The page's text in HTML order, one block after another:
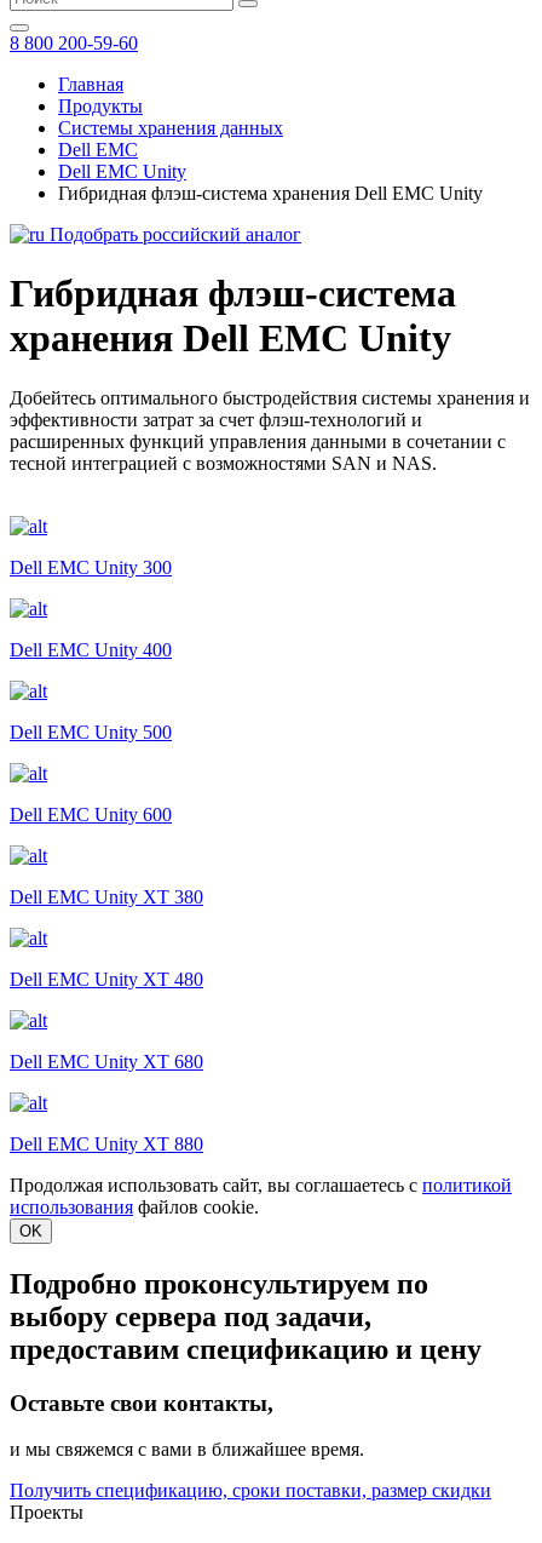
8 800 200-59-60
Главная
Продукты
Системы хранения данных
Dell EMC
Dell EMC Unity
Гибридная флэш-система хранения Dell EMC Unity
Подобрать российский аналог
Гибридная флэш-система
хранения Dell EMC Unity
Добейтесь оптимального быстродействия системы хранения и
эффективности затрат за счет флэш-технологий и
расширенных функций управления данными в сочетании с
тесной интеграцией с возможностями SAN и NAS.
Dell EMC Unity 300
Dell EMC Unity 400
Dell EMC Unity 500
Dell EMC Unity 600
Dell EMC Unity XT 380
Dell EMC Unity XT 480
Dell EMC Unity XT 680
Dell EMC Unity XT 880
Продолжая использовать сайт, вы соглашаетесь с политикой
использования файлов cookie.
OK
Подробно проконсультируем по
выбору сервера под задачи,
предоставим спецификацию и цену
Оставьте свои контакты,
и мы свяжемся с вами в ближайшее время.
Получить спецификацию, сроки поставки, размер скидки
Проекты